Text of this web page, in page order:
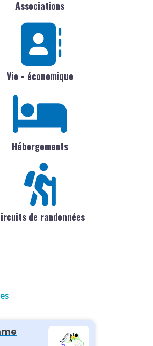
Associations
Vie - économique
Hébergements
de randonnées